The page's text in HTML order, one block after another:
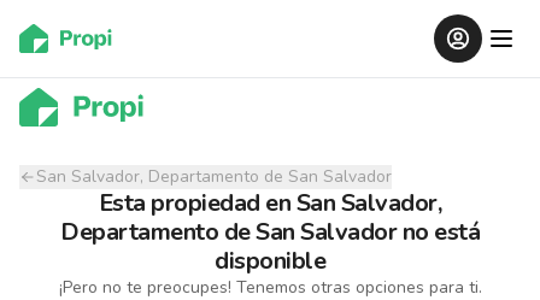
San Salvador, Departamento de San Salvador
Esta propiedad enSan Salvador,
Departamento de San Salvador no está
disponible
¡Pero no te preocupes! Tenemos otras opciones para ti.